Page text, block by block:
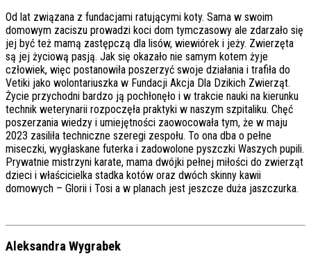
Od lat związana z fundacjami ratującymi koty. Sama w swoim
domowym zaciszu prowadzi koci dom tymczasowy ale zdarzało się
jej być też mamą zastępczą dla lisów, wiewiórek i jeży. Zwierzęta
są jej życiową pasją. Jak się okazało nie samym kotem żyje
człowiek, więc postanowiła poszerzyć swoje działania i trafiła do
Vetiki jako wolontariuszka w Fundacji Akcja Dla Dzikich Zwierząt.
Życie przychodni bardzo ją pochłonęło i w trakcie nauki na kierunku
technik weterynarii rozpoczęła praktyki w naszym szpitaliku. Chęć
poszerzania wiedzy i umiejętności zaowocowała tym, że w maju
2023 zasiliła techniczne szeregi zespołu. To ona dba o pełne
miseczki, wygłaskane futerka i zadowolone pyszczki Waszych pupili.
Prywatnie mistrzyni karate, mama dwójki pełnej miłości do zwierząt
dzieci i właścicielka stadka kotów oraz dwóch skinny kawii
domowych – Glorii i Tosi a w planach jest jeszcze duża jaszczurka.
Aleksandra Wygrabek